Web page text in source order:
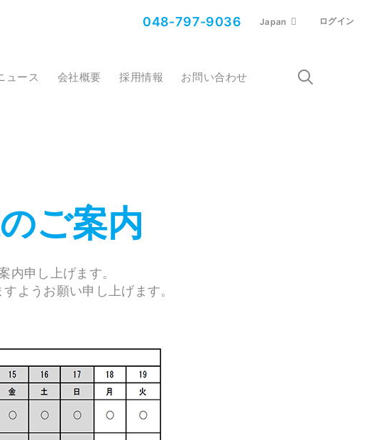
048-797-9036 Japan ログイン
ニュース 会社概要 採用情報 お問い合わせ
ご案内
内申し上げます。
ようお願い申し上げます。